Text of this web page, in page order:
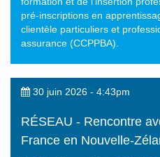
pré-inscriptions en
clientèle particuliers et
assurance (CCPPBA).
30 juin 2026 - 4:43pm
RÉSEAU - Rencontre
France en Nouvelle-